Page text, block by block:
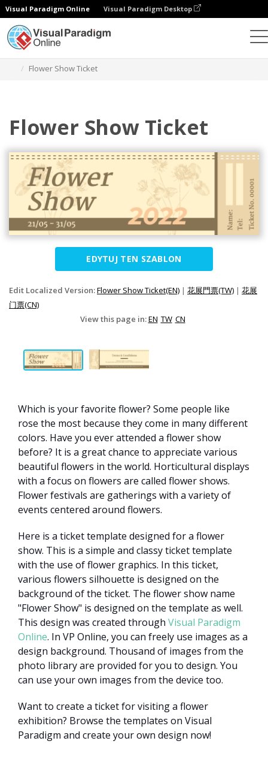
Visual Paradigm Online Visual Paradigm Desktop
Flower Show Ticket
Flower Show Ticket
EDYTUJ TEN SZABLON
Edit Localized Version:Flower Show Ticket(EN) | 花展門票(TW) | 花展
门票(CN)
View this page in:EN TW CN
Which is your favorite flower? Some people like
rose the most because they come in many different
colors. Have you ever attended a flower show
before? It is a great chance to appreciate various
beautiful flowers in the world. Horticultural displays
with a focus on flowers are called flower shows.
Flower festivals are gatherings with a variety of
events centered around flowers.
Here is a ticket template designed for a flower
show. This is a simple and classy ticket template
with the use of flower graphics. In this ticket,
various flowers silhouette is designed on the
background of the ticket. The flower show name
"Flower Show" is designed on the template as well.
This design was created through Visual Paradigm
Online. In VP Online, you can freely use images as a
design background. Thousand of images from the
photo library are provided for you to design. You
can use your own images from the device too.
Want to create a ticket for visiting a flower
exhibition? Browse the templates on Visual
Paradigm and create your own design now!